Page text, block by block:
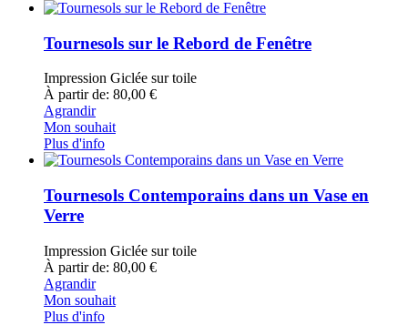
Tournesols sur le Rebord de Fenêtre
Impression Giclée sur toile
À partir de: 80,00 €
Agrandir
Mon souhait
Plus d'info
Tournesols Contemporains dans un Vase en
Verre
Impression Giclée sur toile
À partir de: 80,00 €
Agrandir
Mon souhait
Plus d'info